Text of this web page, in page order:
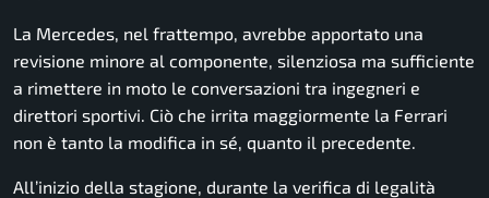
La Mercedes, nel frattempo, avrebbe apportato una
revisione minore al componente, silenziosa ma sufficiente
a rimettere in moto le conversazioni tra ingegneri e
direttori sportivi. Ciò che irrita maggiormente la Ferrari
non è tanto la modifica in sé, quanto il precedente.
All’inizio della stagione, durante la verifica di legalità